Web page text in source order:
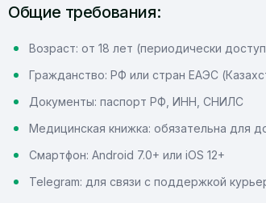
Общие требования:
Возраст: от 18 лет (периодически
Гражданство: РФ или стран ЕАЭС
Документы: паспорт РФ, ИНН, СНИЛС
Медицинская книжка: обязательна для
Смартфон: Android 7.0+ или iOS 12+
Telegram: для связи с поддержкой